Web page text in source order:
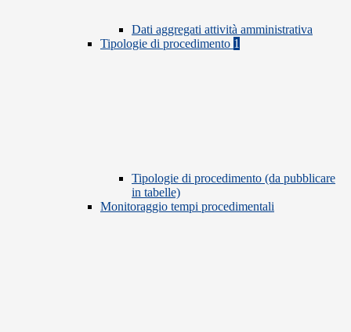
Dati aggregati attività amministrativa
Tipologie di procedimento 1
Tipologie di procedimento (da pubblicare
in tabelle)
Monitoraggio tempi procedimentali